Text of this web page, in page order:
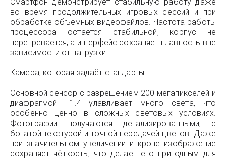
во время продолжительных игровых сессий и при
обработке объёмных видеофайлов. Частота работы
процессора остаётся стабильной, корпус не
перегревается, а интерфейс сохраняет плавность вне
зависимости от нагрузки.
Камера, которая задаёт стандарты
Основной сенсор с разрешением 200 мегапикселей и
диафрагмой F1.4 улавливает много света, что
особенно ценно в сложных световых условиях.
Фотографии получаются детализированными, с
богатой текстурой и точной передачей цветов. Даже
при значительном увеличении и кропе изображение
сохраняет чёткость, что делает его пригодным для